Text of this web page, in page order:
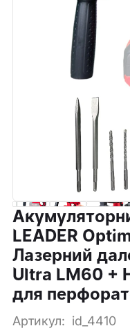
LEADER
Лазерний
Ultra LM60 +
для
Артикул: id_4410